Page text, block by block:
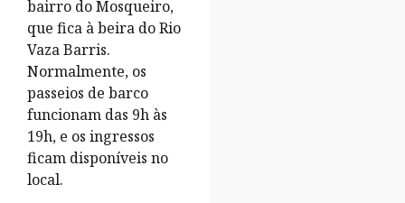
bairro do Mosqueiro,
que fica à beira do Rio
Vaza Barris.
Normalmente, os
passeios de barco
funcionam das 9h às
19h, e os ingressos
ficam disponíveis no
local.